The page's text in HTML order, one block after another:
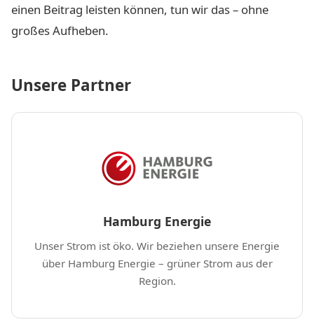
einen Beitrag leisten können, tun wir das – ohne
großes Aufheben.
Unsere Partner
Hamburg Energie
Unser Strom ist öko. Wir beziehen unsere Energie
über Hamburg Energie – grüner Strom aus der
Region.